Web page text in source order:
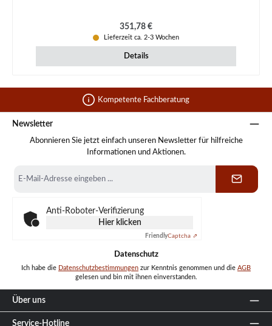
Regulärer Preis:
351,78 €
Lieferzeit ca. 2-3 Wochen
Details
Kompetente Fachberatung
Newsletter
Abonnieren Sie jetzt einfach unseren Newsletter für hilfreiche
Informationen und Aktionen.
Mail-
Anti-Roboter-Verifizierung
Hier klicken
FriendlyCaptcha ⇗
Datenschutz
Ich habe die Datenschutzbestimmungen zur Kenntnis genommen und die AGB
gelesen und bin mit ihnen einverstanden.
Über uns
Service-Hotline